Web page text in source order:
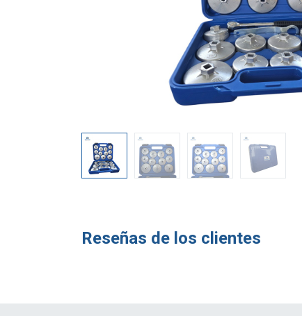
Reseñas de los clientes